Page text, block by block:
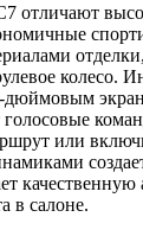
отличают
колесо.
дюймовым
голосовые
или
качественную
в салоне.